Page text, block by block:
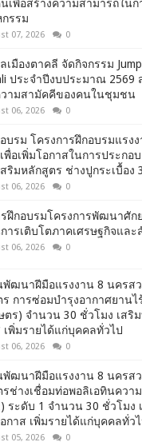
เพื่อสร้างความสามารถใน
รรม
07, 2026 0
เมืองตาคลี จัดกิจกรรม
ประจำปีงบประมาณ 2569
วามสามัคคีของคนในชุมชน
06, 2026 0
บรม โครงการฝึกอบรมแรง
พื่อเพิ่มโอกาสในการประกอ
ริมหลักสูตร ช่างปูกระเบื้อง
06, 2026 0
ฝึกอบรมโครงการพัฒนาศัก
ารเติบโตภาคเศรษฐกิจและ
06, 2026 0
พัฒนาฝีมือแรงงาน 8 นครส
การซ่อมบำรุงอากาศยาน
ตร) จำนวน 30 ชั่วโมง เสริ
เพิ่มรายได้แก่บุคคลทั่วไป
06, 2026 0
พัฒนาฝีมือแรงงาน 8 นครส
ช่างเชื่อมท่อพอลิเอทินควา
ระดับ 1 จำนวน 30 ชั่วโมง
กาส เพิ่มรายได้แก่บุคคลทั่ว
05, 2026 0